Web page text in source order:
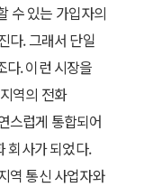
수 있는 가입자의
다. 그래서 단일
다. 이런 시장을
역의 전화
스럽게 통합되어
회사가 되었다.
역 통신 사업자와